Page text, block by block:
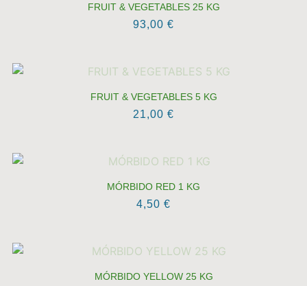
FRUIT & VEGETABLES 25 KG
93,00 €
FRUIT & VEGETABLES 5 KG
21,00 €
MÓRBIDO RED 1 KG
4,50 €
MÓRBIDO YELLOW 25 KG